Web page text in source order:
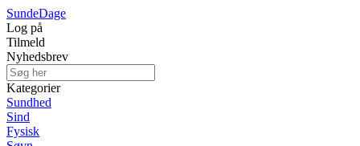
SundeDage
Log på
Tilmeld
Nyhedsbrev
Kategorier
Sundhed
Sind
Fysisk